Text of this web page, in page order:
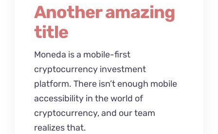
Another amazing
title
Moneda is a mobile-first
cryptocurrency investment
platform. There isn’t enough mobile
accessibility in the world of
cryptocurrency, and our team
realizes that.